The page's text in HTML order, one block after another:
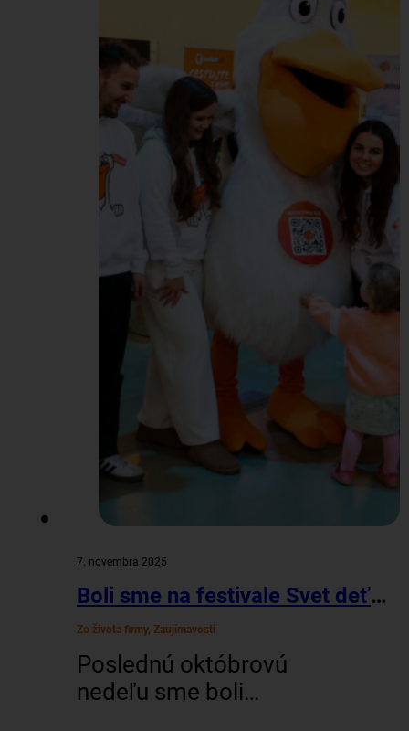
fungovanie full remote a
hybridného tímu,
kybernetická bezpečnosť
či AI v modernej firme.
PeliAcademy si rýchlo
našla svojich fanúšikov –
záujem bol veľký a spätná
väzba od kolegov veľmi
pozitívna. Tento rok…
7. novembra 2025
Boli sme na festivale Svet deťom
Zo života firmy, Zaujímavosti
Poslednú októbrovú
nedeľu sme boli